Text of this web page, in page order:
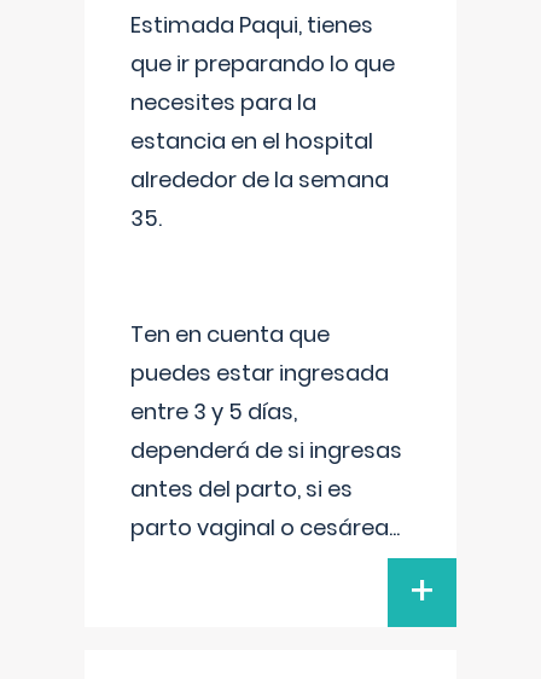
Estimada Paqui, tienes
que ir preparando lo que
necesites para la
estancia en el hospital
alrededor de la semana
35.
Ten en cuenta que
puedes estar ingresada
entre 3 y 5 días,
dependerá de si ingresas
antes del parto, si es
parto vaginal o cesárea...
+